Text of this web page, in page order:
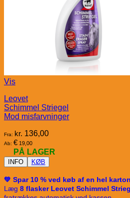
Vis
Leovet
Schimmel Striegel
Mod misfarvninger
Fra: kr. 136,00
Ab: € 19,00
PÅ LAGER
INFO KØB
💚 Spar 10 % ved køb af en hel
Læg 8 flasker Leovet Schimmel